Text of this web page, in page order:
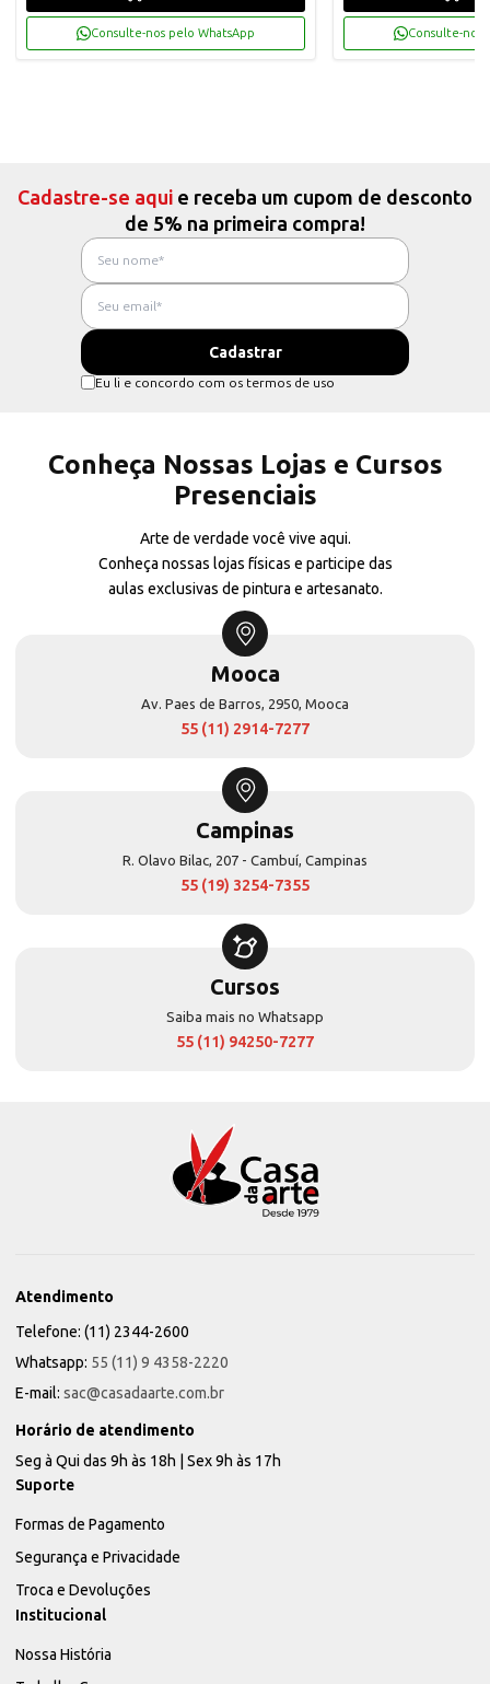
Consulte-nos pelo WhatsApp Consulte-nos
Cadastre-se aqui e receba um cupom de desconto
de 5% na primeira compra!
Eu li e concordo com os termos de uso
Conheça Nossas Lojas e Cursos
Presenciais
Arte de verdade você vive aqui.
Conheça nossas lojas físicas e participe das
aulas exclusivas de pintura e artesanato.
Mooca
Av. Paes de Barros, 2950, Mooca
55 (11) 2914-7277
Campinas
R. Olavo Bilac, 207 - Cambuí, Campinas
55 (19) 3254-7355
Cursos
Saiba mais no Whatsapp
55 (11) 94250-7277
Atendimento
Telefone: (11) 2344-2600
Whatsapp: 55 (11) 9 4358-2220
E-mail: sac@casadaarte.com.br
Horário de atendimento
Seg à Qui das 9h às 18h | Sex 9h às 17h
Suporte
Formas de Pagamento
Segurança e Privacidade
Troca e Devoluções
Institucional
Nossa História